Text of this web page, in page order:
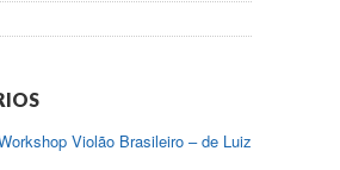
Violão Brasileiro – de Luiz